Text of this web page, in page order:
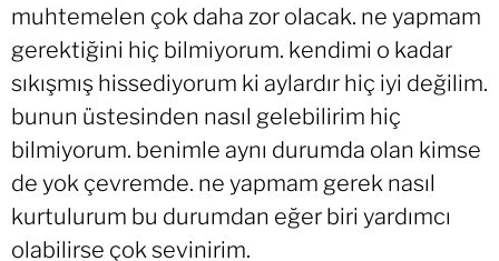
muhtemelen çok daha zor olacak. ne yapmam
gerektiğini hiç bilmiyorum. kendimi o kadar
sıkışmış hissediyorum ki aylardır hiç iyi değilim.
bunun üstesinden nasıl gelebilirim hiç
bilmiyorum. benimle aynı durumda olan kimse
de yok çevremde. ne yapmam gerek nasıl
kurtulurum bu durumdan eğer biri yardımcı
olabilirse çok sevinirim.